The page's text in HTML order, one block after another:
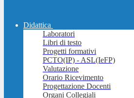
Didattica
Laboratori
Libri di testo
Progetti formativi
PCTO(IP) - ASL(IeFP)
Valutazione
Orario Ricevimento
Progettazione Docenti
Organi Collegiali